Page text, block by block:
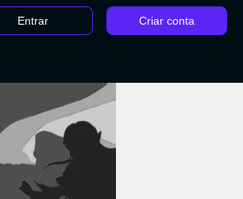
Entrar Criar conta